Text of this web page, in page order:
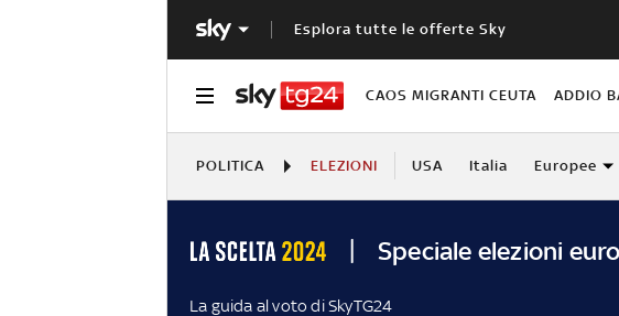
Esplora tutte le offerte Sky
CAOS MIGRANTI CEUTA ADDIO
POLITICA ELEZIONI USA Italia Europee
Speciale elezioni
La guida al voto di SkyTG24